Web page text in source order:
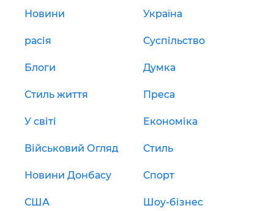
Новини Україна
расія Суспільство
Блоги Думка
Стиль життя Преса
У світі Економіка
Військовий Огляд Стиль
Новини Донбасу Спорт
США Шоу-бізнес